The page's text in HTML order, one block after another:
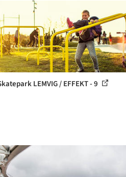
LEMVIG / EFFEKT - 9